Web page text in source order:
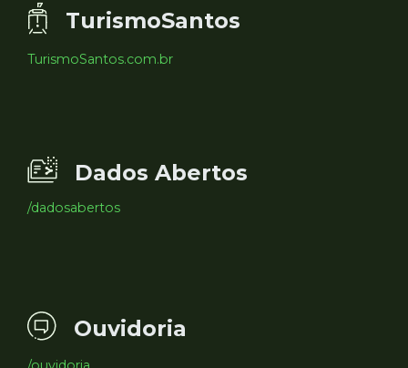
TurismoSantos
TurismoSantos.com.br
Dados Abertos
/dadosabertos
Ouvidoria